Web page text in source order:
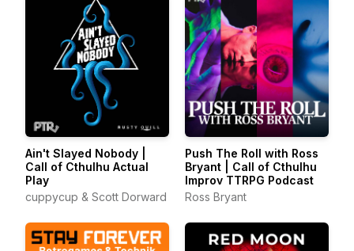
Ain't Slayed Nobody |
Call of Cthulhu Actual
Play
cuppycup & Scott Dorward
Push The Roll with Ross
Bryant | Call of Cthulhu
Improv TTRPG Podcast
Ross Bryant